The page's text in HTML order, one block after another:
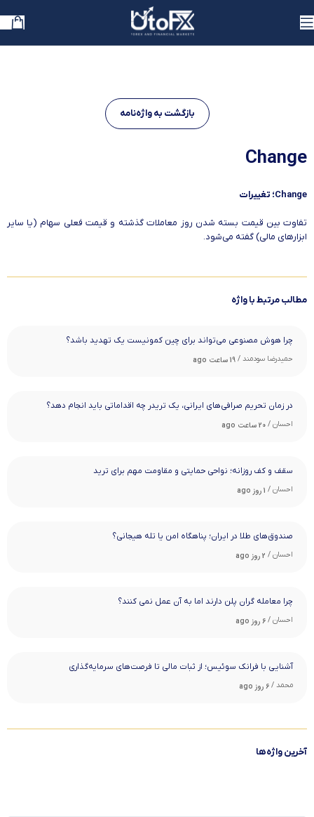
بازگشت به واژه‌نامه
Change
Change؛ تغییرات
تفاوت بین قیمت بسته شدن روز معاملات گذشته و قیمت فعلی سهام (یا سایر
ابزارهای مالی) گفته می‌شود.
مطالب مرتبط با واژه
چرا هوش مصنوعی می‌تواند برای چین کمونیست یک تهدید باشد؟
حمیدرضا سودمند / 19 ساعت ago
در زمان تحریم صرافی‌های ایرانی، یک تریدر چه اقداماتی باید انجام دهد؟
احسان / 20 ساعت ago
سقف و کف روزانه؛ نواحی حمایتی و مقاومت مهم برای ترید
احسان / 1 روز ago
صندوق‌های طلا در ایران؛ پناهگاه امن یا تله هیجانی؟
احسان / 2 روز ago
چرا معامله ‌گران پلن دارند اما به آن عمل نمی ‌کنند؟
احسان / 6 روز ago
آشنایی با فرانک سوئیس؛ از ثبات مالی تا فرصت‌های سرمایه‌گذاری
محمد / 6 روز ago
آخرین واژه‌ها